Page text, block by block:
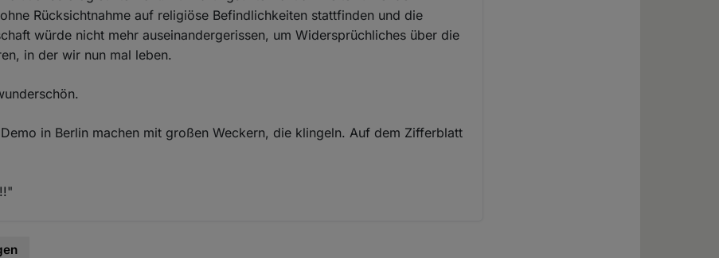
Rücksichtnahme auf religiöse Befindlichkeiten stattfinden und die
würde nicht mehr auseinandergerissen, um Widersprüchliches über die
in der wir nun mal leben.
in Berlin machen mit großen Weckern, die klingeln. Auf dem Zifferblatt